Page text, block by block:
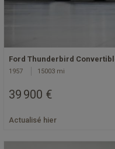
Ford Thunderbird
1957 15003 mi
39 900 €
Actualisé hier